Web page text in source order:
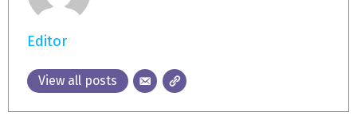
Editor
View all posts